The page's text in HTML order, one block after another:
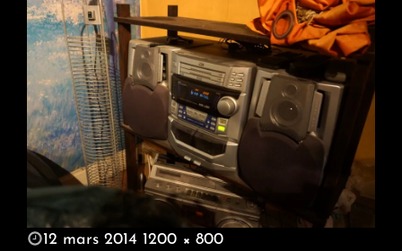
POSTED
12 mars 2014 1200 × 800